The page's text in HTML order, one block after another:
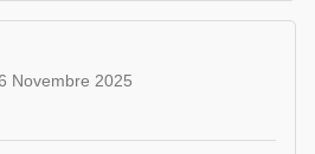
Novembre 2025